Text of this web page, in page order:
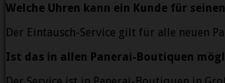
Welche Uhren kann ein Kunde für
Der Eintausch-Service gilt für alle neuen
Ist das in allen Panerai-Boutiquen